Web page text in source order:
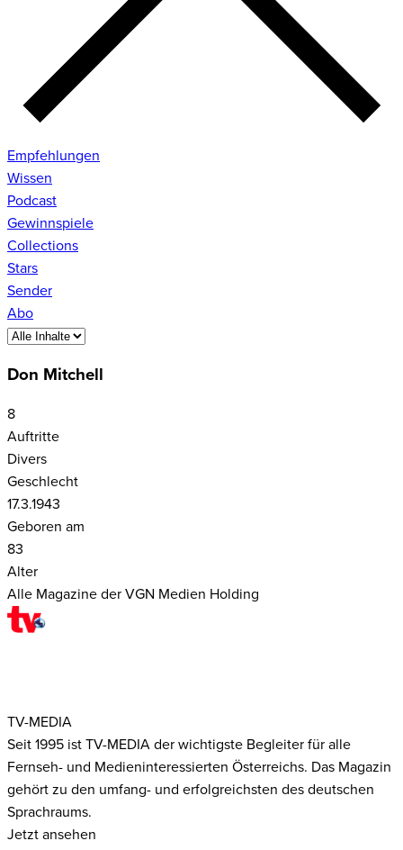
Empfehlungen
Wissen
Podcast
Gewinnspiele
Collections
Stars
Sender
Abo
Don Mitchell
8
Auftritte
Divers
Geschlecht
17.3.1943
Geboren am
83
Alter
Alle Magazine der VGN Medien Holding
TV-MEDIA
Seit 1995 ist TV-MEDIA der wichtigste Begleiter für alle
Fernseh- und Medieninteressierten Österreichs. Das Magazin
gehört zu den umfang- und erfolgreichsten des deutschen
Sprachraums.
Jetzt ansehen